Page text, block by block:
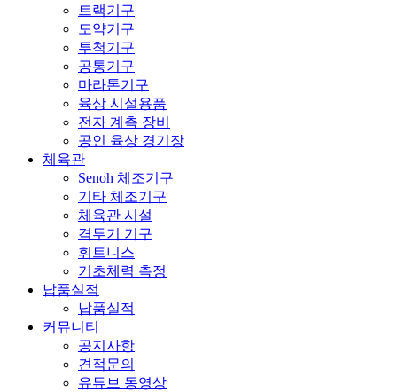
트랙기구
도약기구
투척기구
공통기구
마라톤기구
육상 시설용품
전자 계측 장비
공인 육상 경기장
체육관
Senoh 체조기구
기타 체조기구
체육관 시설
격투기 기구
휘트니스
기초체력 측정
납품실적
납품실적
커뮤니티
공지사항
견적문의
유튜브 동영상